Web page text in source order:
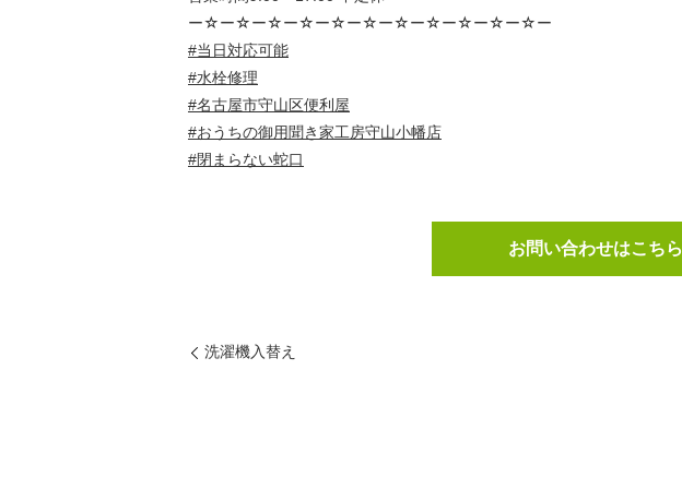
ー☆ー☆ー☆ー☆ー☆ー☆ー☆ー☆ー☆ー☆ー☆ー
#当日対応可能
#水栓修理
#名古屋市守山区便利屋
#おうちの御用聞き家工房守山小幡店
#閉まらない蛇口
お問い合わせはこちら
洗濯機入替え